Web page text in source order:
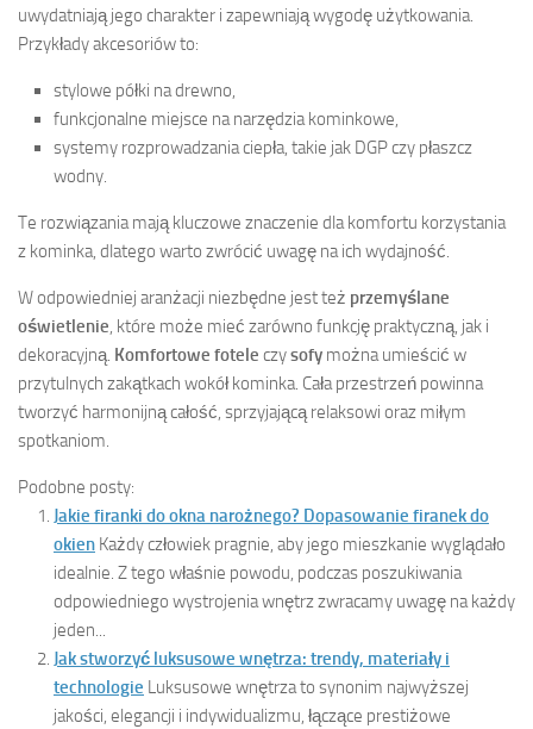
uwydatniają jego charakter i zapewniają wygodę użytkowania.
Przykłady akcesoriów to:
stylowe półki na drewno,
funkcjonalne miejsce na narzędzia kominkowe,
systemy rozprowadzania ciepła, takie jak DGP czy płaszcz
wodny.
Te rozwiązania mają kluczowe znaczenie dla komfortu korzystania
z kominka, dlatego warto zwrócić uwagę na ich wydajność.
W odpowiedniej aranżacji niezbędne jest też przemyślane
oświetlenie, które może mieć zarówno funkcję praktyczną, jak i
dekoracyjną. Komfortowe fotele czysofy można umieścić w
przytulnych zakątkach wokół kominka. Cała przestrzeń powinna
tworzyć harmonijną całość, sprzyjającą relaksowi oraz miłym
spotkaniom.
Podobne posty:
Jakie firanki do okna narożnego? Dopasowanie firanek do
okien Każdy człowiek pragnie, aby jego mieszkanie wyglądało
idealnie. Z tego właśnie powodu, podczas poszukiwania
odpowiedniego wystrojenia wnętrz zwracamy uwagę na każdy
jeden...
Jak stworzyć luksusowe wnętrza: trendy, materiały i
technologie Luksusowe wnętrza to synonim najwyższej
jakości, elegancji i indywidualizmu, łączące prestiżowe